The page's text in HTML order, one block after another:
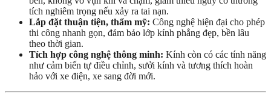
tích nghiêm trọng nếu xảy ra tai nạn.
Lắp đặt thuận tiện, thẩm mỹ: Công nghệ hiện đại cho phép
thi công nhanh gọn, đảm bảo lớp kính phẳng đẹp, bền lâu
theo thời gian.
Tích hợp công nghệ thông minh: Kính còn có các tính năng
như cảm biến tự điều chỉnh, sưởi kính và tương thích hoàn
hảo với xe điện, xe sang đời mới.